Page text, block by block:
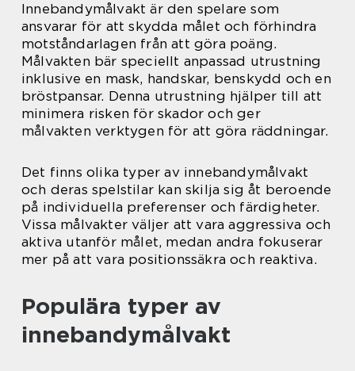
Innebandymålvakt är den spelare som
ansvarar för att skydda målet och förhindra
motståndarlagen från att göra poäng.
Målvakten bär speciellt anpassad utrustning
inklusive en mask, handskar, benskydd och en
bröstpansar. Denna utrustning hjälper till att
minimera risken för skador och ger
målvakten verktygen för att göra räddningar.
Det finns olika typer av innebandymålvakt
och deras spelstilar kan skilja sig åt beroende
på individuella preferenser och färdigheter.
Vissa målvakter väljer att vara aggressiva och
aktiva utanför målet, medan andra fokuserar
mer på att vara positionssäkra och reaktiva.
Populära typer av
innebandymålvakt